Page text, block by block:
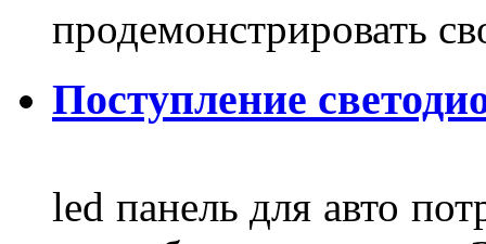
продемонстрировать
Поступление
led панель для авто